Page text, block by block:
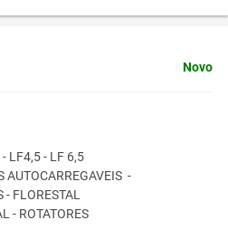
Novo
LF4,5 - LF 6,5
AUTOCARREGAVEIS -
FLORESTAL
- ROTATORES